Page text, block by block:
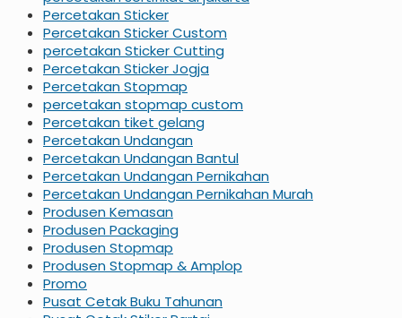
Percetakan Sticker
Percetakan Sticker Custom
percetakan Sticker Cutting
Percetakan Sticker Jogja
Percetakan Stopmap
percetakan stopmap custom
Percetakan tiket gelang
Percetakan Undangan
Percetakan Undangan Bantul
Percetakan Undangan Pernikahan
Percetakan Undangan Pernikahan Murah
Produsen Kemasan
Produsen Packaging
Produsen Stopmap
Produsen Stopmap & Amplop
Promo
Pusat Cetak Buku Tahunan